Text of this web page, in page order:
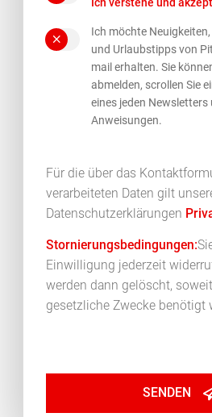
Ich verstehe und
Ich möchte
und Urlaubstipps von
mail erhalten. Sie
abmelden, scrollen Sie
eines jeden Newsletters
Anweisungen.
Für die über das
verarbeiteten Daten gilt
Datenschutzerklärungen
Stornierungsbedingungen:
Einwilligung jederzeit
werden dann gelöscht,
gesetzliche Zwecke benötigt
SENDEN
Abonnieren Sie
mail erhalten. Sie